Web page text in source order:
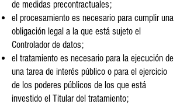
de medidas precontractuales;
el procesamiento es necesario para cumplir una
obligación legal a la que está sujeto el
Controlador de datos;
el tratamiento es necesario para la ejecución de
una tarea de interés público o para el ejercicio
de los poderes públicos de los que está
investido el Titular del tratamiento;